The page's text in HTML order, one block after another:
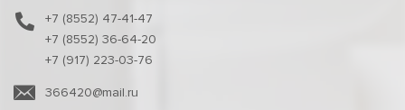
+7 (8552) 47-41-47
+7 (8552) 36-64-20
+7 (917) 223-03-76
366420@mail.ru